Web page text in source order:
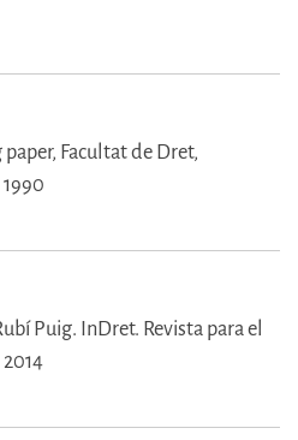
Facultat de Dret,
Puig. InDret. Revista para el